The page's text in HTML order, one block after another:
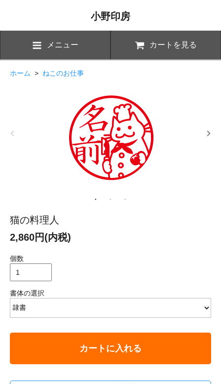
小野印房
メニュー カートを見る
ホーム > ねこのお仕事
猫の料理人
2,860円(内税)
個数
書体の選択
カートに入れる